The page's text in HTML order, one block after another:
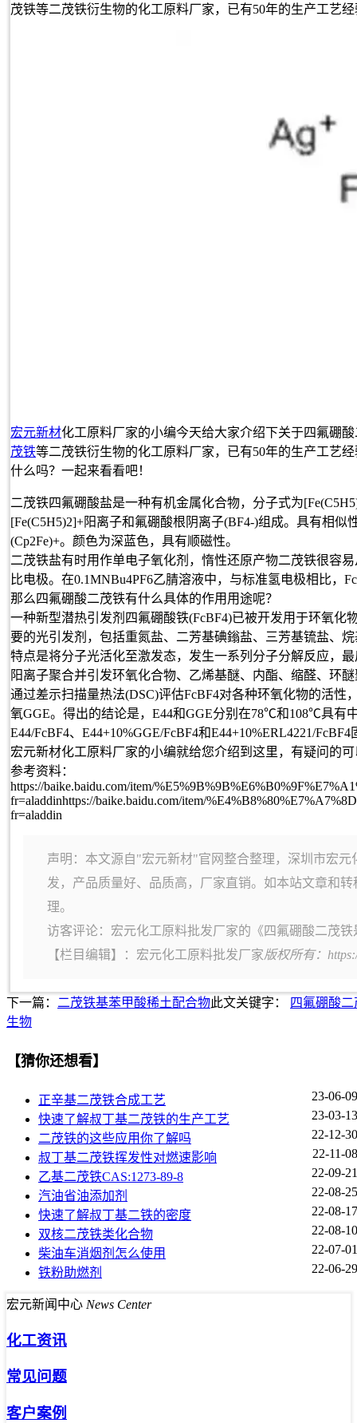
茂铁等二茂铁衍生物的化工原料厂家，已有50年的生产工艺
宏元新材化工原料厂家的小编今天给大家介绍下关于四氟硼
茂铁等二茂铁衍生物的化工原料厂家，已有50年的生产工艺
什么吗？一起来看看吧！
二茂铁四氟硼酸盐是一种有机金属化合物，分子式为
[Fe(C5H5)2]+阳离子和氟硼酸根阴离子(BF4-)组成。具有相
(Cp2Fe)+。颜色为深蓝色，具有顺磁性。
二茂铁盐有时用作单电子氧化剂，惰性还原产物二茂铁很容
比电极。在0.1MNBu4PF6乙腈溶液中，与标准氢电极相比，
那么四氟硼酸二茂铁有什么具体的作用用途呢？
一种新型潜热引发剂四氟硼酸铁(FcBF4)已被开发用于环氧
要的光引发剂，包括重氮盐、二芳基碘鎓盐、三芳基锍盐、
特点是将分子光活化至激发态，发生一系列分子分解反应，
阳离子聚合并引发环氧化合物、乙烯基醚、内酯、缩醛、环
通过差示扫描量热法(DSC)评估FcBF4对各种环氧化物的活
氧GGE。得出的结论是，E44和GGE分别在78℃和108℃具有
E44/FcBF4、E44+10%GGE/FcBF4和E44+10%ERL4221/
宏元新材化工原料厂家的小编就给您介绍到这里，有疑问的
参考资料：
https://baike.baidu.com/item/
fr=aladdinhttps://baike.baidu.com/item/
fr=aladdin
声明：本文源自"宏元新材"官网整合整理，深圳市宏
发，产品质量好、品质高，厂家直销。如本站文章和
理。
访客评论：宏元化工原料批发厂家的《四氟硼酸二茂
【栏目编辑】： 宏元化工原料批发厂家版权所有：
下一篇： 二茂铁基苯甲酸稀土配合物此文关键字：
四氟硼酸二
生物
【猜你还想看】
正辛基二茂铁合成工艺
23-06-09
快速了解叔丁基二茂铁的生产工艺
23-03-13
二茂铁的这些应用你了解吗
22-12-30
叔丁基二茂铁挥发性对燃速影响
22-11-08
乙基二茂铁CAS:1273-89-8
22-09-21
汽油省油添加剂
22-08-25
快速了解叔丁基二铁的密度
22-08-17
双核二茂铁类化合物
22-08-10
柴油车消烟剂怎么使用
22-07-01
铁粉助燃剂
22-06-29
宏元新闻中心 News Center
化工资讯
常见问题
客户案例